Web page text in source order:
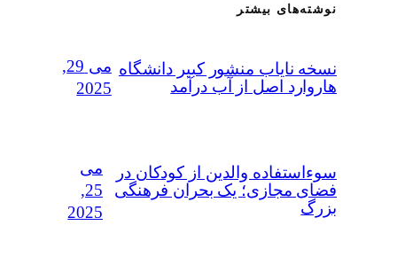
نوشته‌های بیشتر
نسخه نایاب منشور کبیر دانشگاه
هاروارد اصل از آب درآمد
می 29,
2025
سوءاستفاده‌ والدین از کودکان در
فضای مجازی؛ یک بحران فرهنگی
بزرگ
می
25,
2025